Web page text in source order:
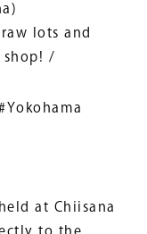
lots and
shop! /
at Chiisana
to the